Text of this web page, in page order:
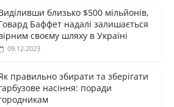
близько $500 мільйонів,
Баффет надалі залишається
своєму шляху в Україні
09.12.2023
правильно збирати та зберігати
насіння: поради